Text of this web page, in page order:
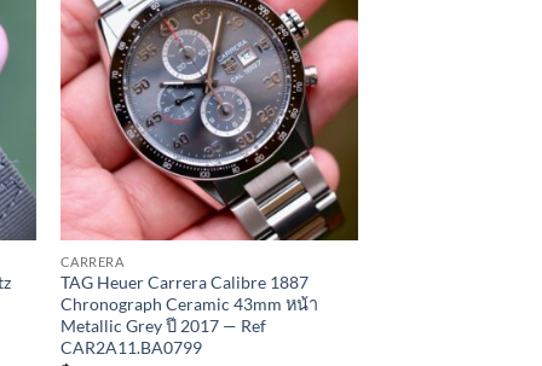
Add to
Wishlist
CARRERA
TAG Heuer Carrera Calibre 1887
Chronograph Ceramic 43mm หน้า
Metallic Grey ปี 2017 — Ref
CAR2A11.BA0799